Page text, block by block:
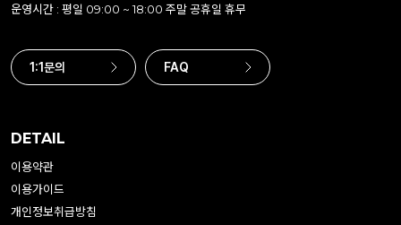
운영시간 : 평일 09:00 ~ 18:00 주말 공휴일 휴무
1:1문의 FAQ
DETAIL
이용약관
이용가이드
개인정보취급방침